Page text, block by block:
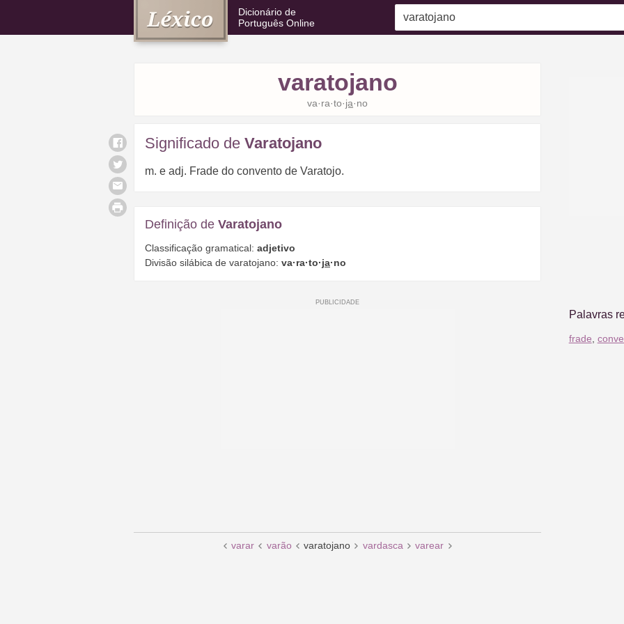
Dicionário de
Português Online
varatojano
va·ra·to·ja·no
Significado de Varatojano
m. e adj. Frade do convento de Varatojo.
Definição de Varatojano
Classificação gramatical: adjetivo
Divisão silábica de varatojano: va·ra·to·ja·no
varar varão varatojano vardasca varear
Palavras
frade